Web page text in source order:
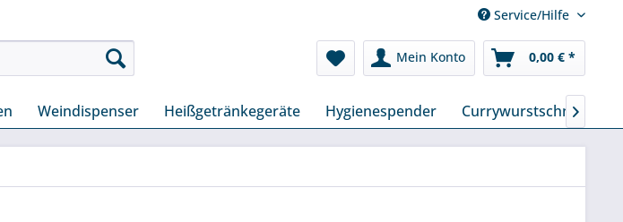
Service/Hilfe
Mein Konto 0,00 € *
Weindispenser Heißgetränkegeräte Hygienespender Currywurstschneider
